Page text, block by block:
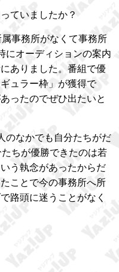
ていましたか？
事務所がなくて事務所
にオーディションの案内
ありました。番組で優
ュラー枠」が獲得で
ったのでぜひ出たいと
のなかでも自分たちがだ
ちが優勝できたのは若
う執念があったからだ
ことで今の事務所へ所
路頭に迷うことがなく